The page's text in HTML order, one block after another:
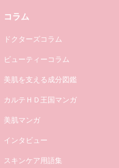
コラム
ドクターズコラム
ビューティーコラム
美肌を支える成分図鑑
カルテＨＤ王国マンガ
美肌マンガ
インタビュー
スキンケア用語集